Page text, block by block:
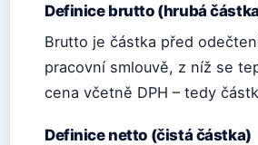
Definice brutto (hrubá
Brutto je částka před
pracovní smlouvě, z níž se
cena včetně DPH – tedy
Definice netto (čistá částka)